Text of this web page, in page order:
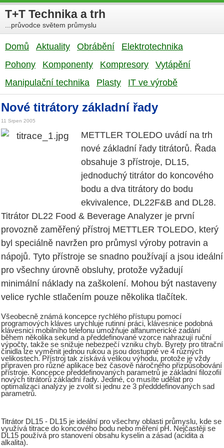
T+T Technika a trh
...průvodce světem průmyslu
Domů Aktuality Obrábění
Elektrotechnika
Pohony
Komponenty Kompresory
Vytápění
Manipulační technika
Plasty IT ve výrobě
Nové titrátory základní řady
11 Srpen 2005
METTLER TOLEDO uvádí na trh
nové základní řady titrátorů. Řada
obsahuje 3 přístroje, DL15,
jednoduchý titrátor do koncového
bodu a dva titrátory do bodu
ekvivalence, DL22F&B and DL28.
Titrátor DL22 Food & Beverage Analyzer je první
provozně zaměřený přístroj METTLER TOLEDO, který
byl speciálně navržen pro průmysl výroby potravin a
nápojů. Tyto přístroje se snadno používají a jsou ideální
pro všechny úrovně obsluhy, protože vyžadují
minimální náklady na zaškolení. Mohou být nastaveny
velice rychle stlačením pouze několika tlačítek.
Všeobecně známá koncepce rychlého přístupu pomocí
programových kláves urychluje rutinní práci, klávesnice podobná
klávesnici mobilního telefonu umožňuje alfanumerické zadání
během několika sekund a předdefinované vzorce nahrazují ruční
výpočty, takže se snižuje nebezpečí vzniku chyb. Byrety pro titrační
činidla lze vyměnit jednou rukou a jsou dostupné ve 4 různých
velikostech. Přístroj tak získává velikou výhodu, protože je vždy
připraven pro různé aplikace bez časově náročného přizpůsobování
přístroje. Koncepce předdefinovaných parametrů je základní filozofií
nových titrátorů základní řady. Jediné, co musíte udělat pro
optimalizaci analýzy je zvolit si jednu ze 3 předddefinovaných sad
parametrů.
Titrátor DL15 - DL15 je ideální pro všechny oblasti průmyslu, kde se
využívá titrace do koncového bodu nebo měření pH. Nejčastěji se
DL15 používá pro stanovení obsahu kyselin a zásad (acidita a
alkalita).